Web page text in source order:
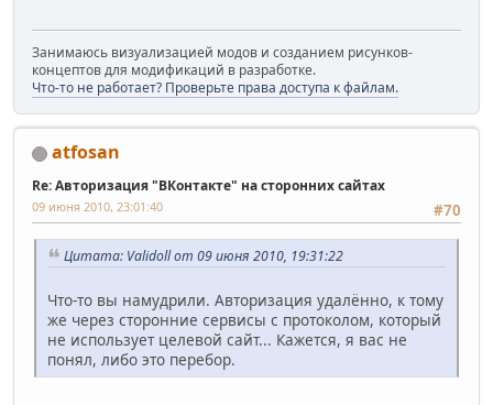
Занимаюсь визуализацией модов и созданием рисунков-
концептов для модификаций в разработке.
Что-то не работает? Проверьте права доступа к файлам.
atfosan
Re: Авторизация "ВКонтакте" на сторонних сайтах
#70
09 июня 2010, 23:01:40
Цитата: Validoll от 09 июня 2010, 19:31:22
Что-то вы намудрили. Авторизация удалённо, к тому
же через сторонние сервисы с протоколом, который
не использует целевой сайт... Кажется, я вас не
понял, либо это перебор.